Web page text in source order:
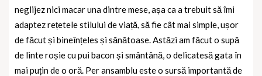
neglijez nici macar una dintre mese, așa ca a trebuit să îmi
adaptez rețetele stilului de viață, să fie cât mai simple, ușor
de făcut și bineînțeles și sănătoase. Astăzi am făcut o supă
de linte roșie cu pui bacon și smântână, o delicatesă gata în
mai puțin de o oră. Per ansamblu este o sursă importantă de